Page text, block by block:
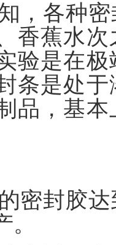
，各种
香蕉水
验是在
条是处
品，基
的密封胶